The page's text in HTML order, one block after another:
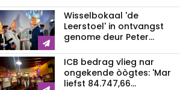
Wisselbokaal 'de
Leerstoel' in ontvangst
genome deur Peter...
ICB bedrag vlieg nar
ongekende òògtes: 'Mar
liefst 84.747,66...